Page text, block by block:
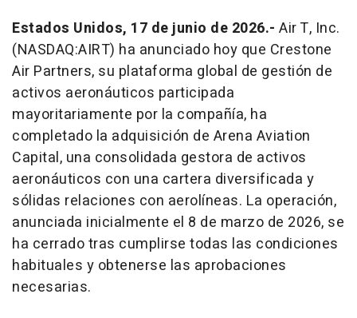
Estados Unidos, 17 de junio de 2026.- Air T, Inc.
(NASDAQ:AIRT) ha anunciado hoy que Crestone
Air Partners, su plataforma global de gestión de
activos aeronáuticos participada
mayoritariamente por la compañía, ha
completado la adquisición de Arena Aviation
Capital, una consolidada gestora de activos
aeronáuticos con una cartera diversificada y
sólidas relaciones con aerolíneas. La operación,
anunciada inicialmente el 8 de marzo de 2026, se
ha cerrado tras cumplirse todas las condiciones
habituales y obtenerse las aprobaciones
necesarias.